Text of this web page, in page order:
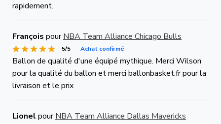
rapidement.
François pourNBA Team Alliance Chicago Bulls
5/5 Achat confirmé
Ballon de qualité d'une équipé mythique. Merci Wilson
pour la qualité du ballon et merci ballonbasket.fr pour la
livraison et le prix
Lionel pourNBA Team Alliance Dallas Mavericks